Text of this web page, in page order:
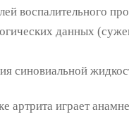
воспалительного
данных
синовиальной
артрита играет